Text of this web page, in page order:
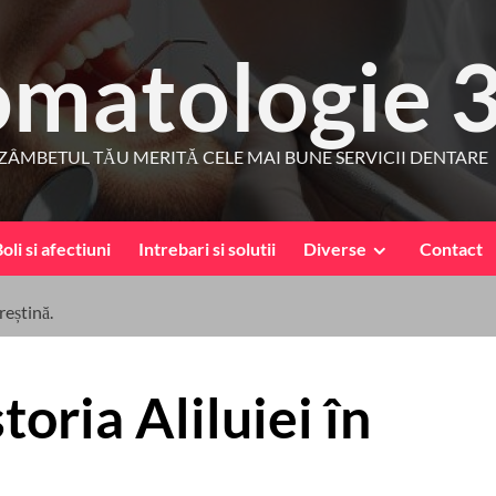
TĂU MERITĂ CELE MAI BUNE SERVICII DENTARE
si afectiuni Intrebari si solutii Diverse Contact
Aliluiei în